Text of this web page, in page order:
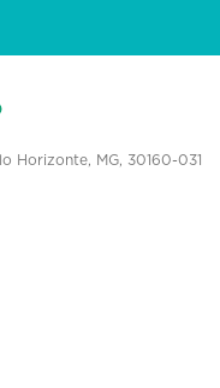
Horizonte, MG, 30160-031